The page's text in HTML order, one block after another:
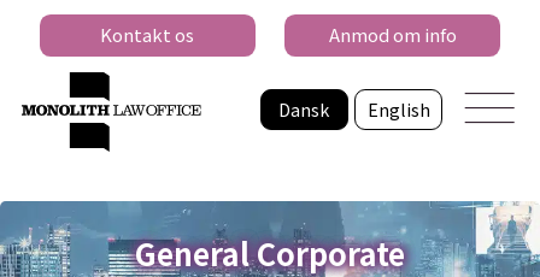
Dansk English
Kontakt os Anmod om info
General Corporate